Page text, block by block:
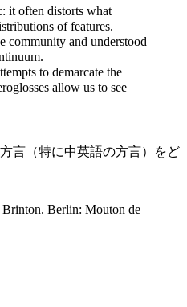
it often distorts what
of features.
community and understood
to demarcate the
allow us to see
言（特に中英語の方言）をど
Brinton. Berlin: Mouton de